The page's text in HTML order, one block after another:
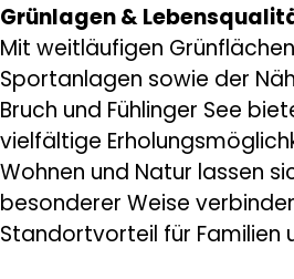
Grünlagen &
Mit weitläufigen
Sportanlagen sowie der
Bruch und Fühlinger See
vielfältige
Wohnen und Natur lassen
besonderer Weise
Standortvorteil für Familien